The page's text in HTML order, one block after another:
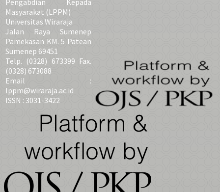
Masyarakat (LPPM)
Universitas Wiraraja
Jalan Raya Sumenep
Pamekasan KM. 5 Patean
Sumenep 69451
Telp. (0328) 673399 Fax.
(0328) 673088
Email :
lppm@wiraraja.ac.id
ISSN : 3031-3422